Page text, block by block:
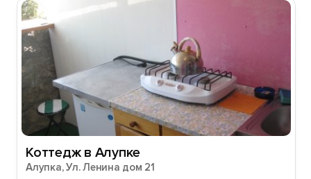
Коттедж в Алупке
Алупка, Ул. Ленина дом 21